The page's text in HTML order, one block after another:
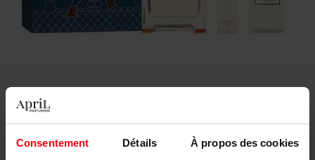
Consentement Détails À propos des cookies
138,50 €
Quantité